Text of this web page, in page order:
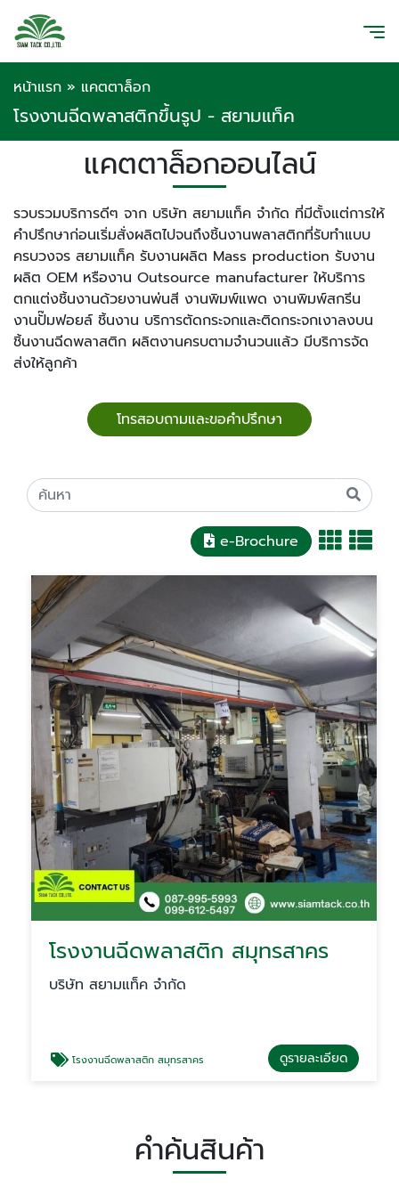
หน้าแรก » แคตตาล็อก
โรงงานฉีดพลาสติกขึ้นรูป - สยามแท็ค
แคตตาล็อกออนไลน์
รวบรวมบริการดีๆ จาก บริษัท สยามแท็ค จำกัด ที่มีตั้งแต่การให้
คำปรึกษาก่อนเริ่มสั่งผลิตไปจนถึงชิ้นงานพลาสติกที่รับทำแบบ
ครบวงจร สยามแท็ค รับงานผลิต Mass production รับงาน
ผลิต OEM หรืองาน Outsource manufacturer ให้บริการ
ตกแต่งชิ้นงานด้วยงานพ่นสี งานพิมพ์แพด งานพิมพ์สกรีน
งานปั๊มฟอยล์ ชิ้นงาน บริการตัดกระจกและติดกระจกเงาลงบน
ชิ้นงานฉีดพลาสติก ผลิตงานครบตามจำนวนแล้ว มีบริการจัด
ส่งให้ลูกค้า
โทรสอบถามและขอคำปรึกษา
e-Brochure
โรงงานฉีดพลาสติก สมุทรสาคร
บริษัท สยามแท็ค จำกัด
โรงงานฉีดพลาสติก สมุทรสาคร ดูรายละเอียด
คำค้นสินค้า